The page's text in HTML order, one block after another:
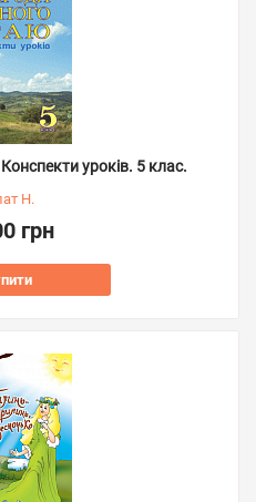
уроків. 5 клас.
Н.
грн